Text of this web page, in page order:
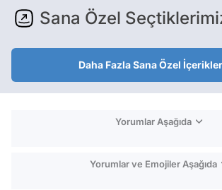
Sana Özel
Daha Fazla Sana Özel İçerikler
Yorumlar Aşağıda
Yorumlar ve Emojiler Aşağıda